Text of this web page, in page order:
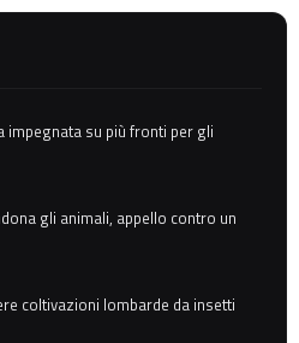
impegnata su più fronti per gli
gli animali, appello contro un
coltivazioni lombarde da insetti